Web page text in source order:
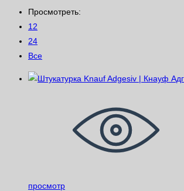
Просмотреть:
12
24
Все
просмотр